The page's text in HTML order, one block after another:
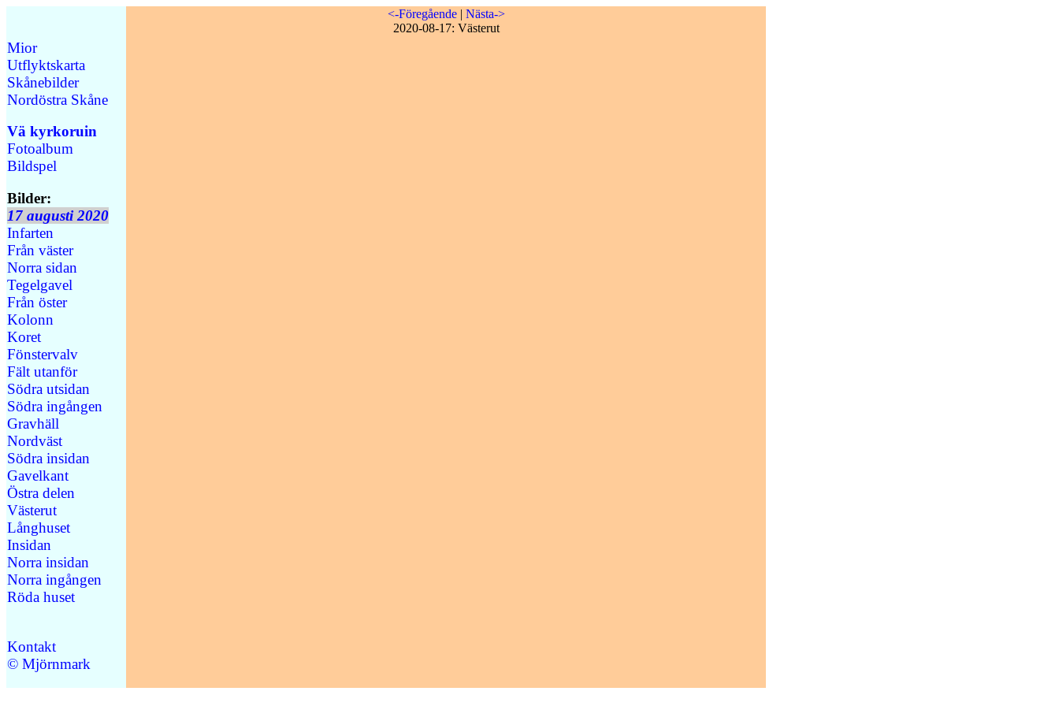
Mior
Utflyktskarta
Skånebilder
Nordöstra Skåne
Vä kyrkoruin
Fotoalbum
Bildspel
Bilder:
17 augusti 2020
Infarten
Från väster
Norra sidan
Tegelgavel
Från öster
Kolonn
Koret
Fönstervalv
Fält utanför
Södra utsidan
Södra ingången
Gravhäll
Nordväst
Södra insidan
Gavelkant
Östra delen
Västerut
Långhuset
Insidan
Norra insidan
Norra ingången
Röda huset
Kontakt
© Mjörnmark
<-Föregående| Nästa->
2020-08-17: Västerut